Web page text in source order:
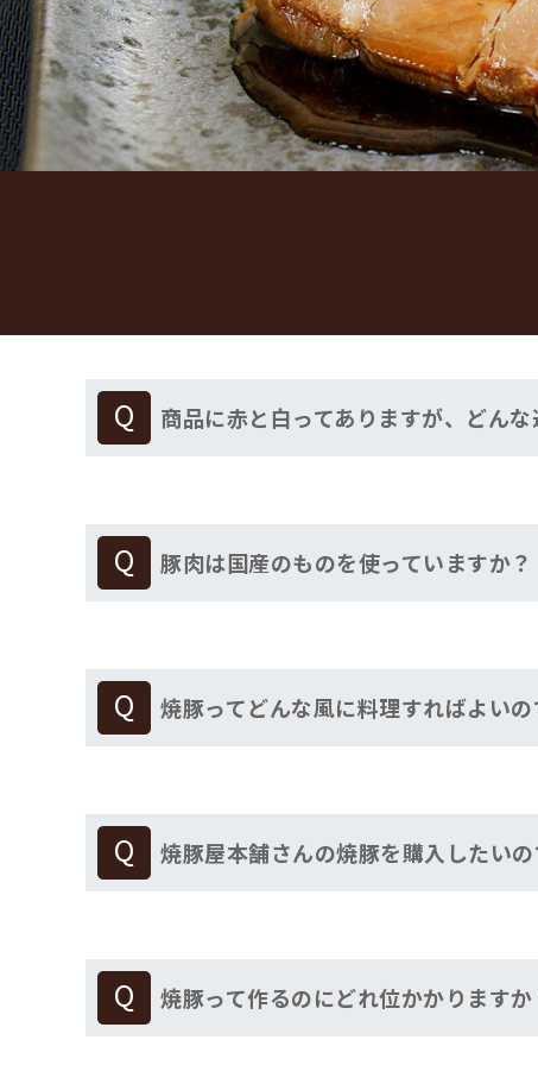
商品に赤と白ってありますが、どん
豚肉は国産のものを使っていますか？
焼豚ってどんな風に料理すればよいの
焼豚屋本舗さんの焼豚を購入したいの
焼豚って作るのにどれ位かかりますか